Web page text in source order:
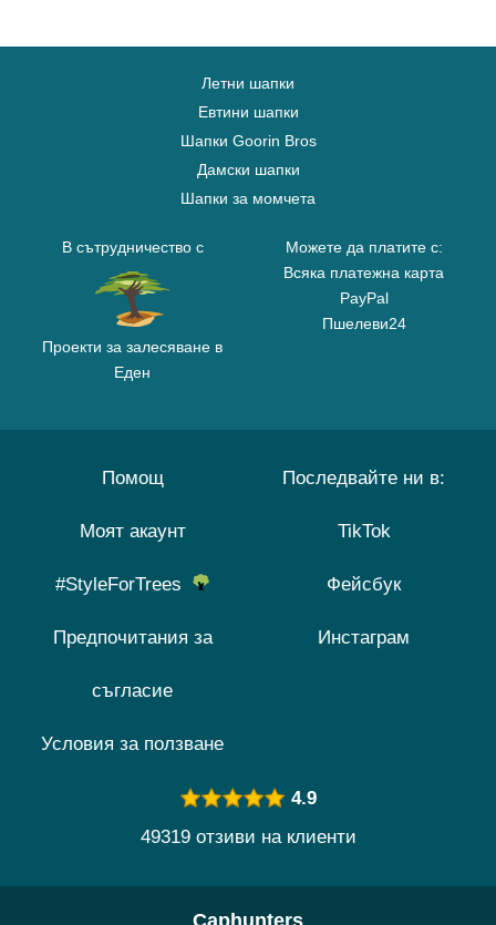
Летни шапки
Евтини шапки
Шапки Goorin Bros
Дамски шапки
Шапки за момчета
В сътрудничество с
Проекти за залесяване в
Еден
Можете да платите с:
Всяка платежна карта
PayPal
Пшелеви24
Помощ
Моят акаунт
#StyleForTrees
Предпочитания за
съгласие
Условия за ползване
Последвайте ни в:
TikTok
Фейсбук
Инстаграм
4.9
49319 отзиви на клиенти
Caphunters